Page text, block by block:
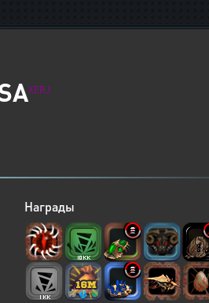
XERJ
Награды